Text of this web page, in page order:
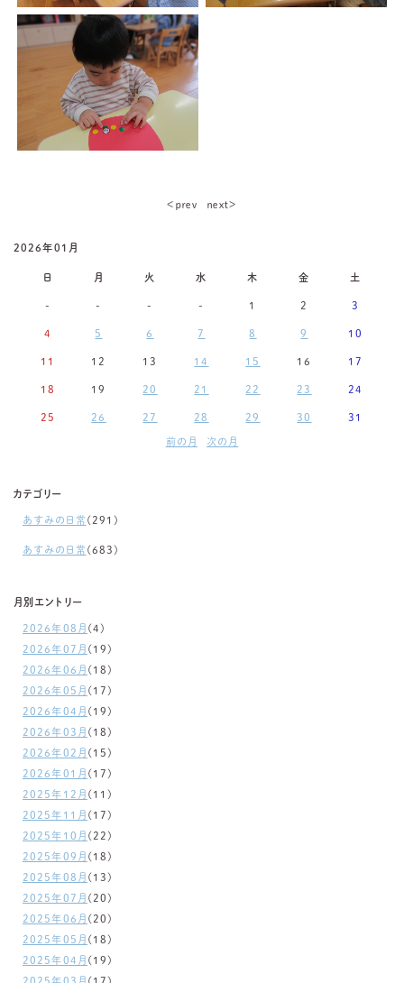
＜ｐｒｅｖ ｎｅｘｔ＞
2026年01月
日 月 火 水 木 金 土
- - - - 1 2 3
4 5 6 7 8 9 10
11 12 13 14 15 16 17
18 19 20 21 22 23 24
25 26 27 28 29 30 31
前の月 次の月
カテゴリー
あすみの日常(291)
あすみの日常(683)
月別エントリー
2026年08月 (4)
2026年07月 (19)
2026年06月 (18)
2026年05月 (17)
2026年04月 (19)
2026年03月 (18)
2026年02月 (15)
2026年01月 (17)
2025年12月 (11)
2025年11月 (17)
2025年10月 (22)
2025年09月 (18)
2025年08月 (13)
2025年07月 (20)
2025年06月 (20)
2025年05月 (18)
2025年04月 (19)
2025年03月 (17)